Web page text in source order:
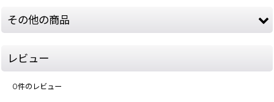
その他の商品
レビュー
0件のレビュー